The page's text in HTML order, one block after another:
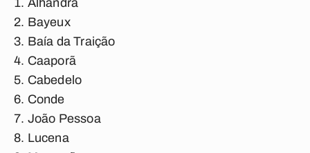
Alhandra
Bayeux
Baía da Traição
Caaporã
Cabedelo
Conde
João Pessoa
Lucena